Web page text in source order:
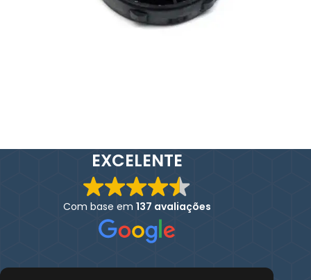
EXCELENTE
Com base em 137 avaliações